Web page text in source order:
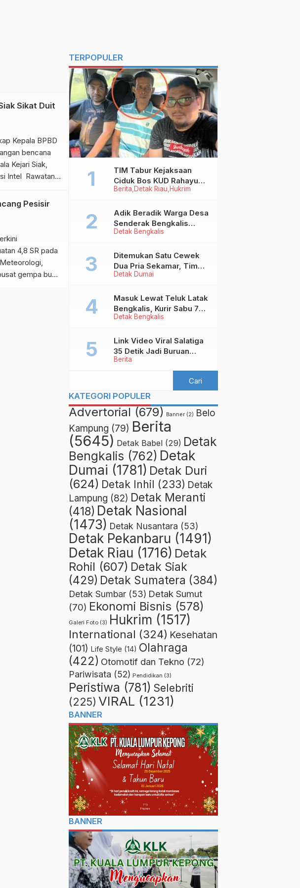
Sikat Duit
Kepala BPBD
bencana
Kejari Siak,
Intel Rawatan
bergulir sejak
setelah
tim penyidik
Pesisir
4,8 SR pada
gempa bumi
TERPOPULER
Berita Detak Riau Hukrim
TIM Tabur Kejaksaan
Ciduk Bos KUD Rahayu
Makmur Inhu di Kalbar,
Rp2,8 M
Detak Bengkalis
Adik Beradik Warga Desa
Senderak Bengkalis
‘Ditendang’ ke Malaysia,
Detak Dumai
Ditemukan Satu Cewek
Dua Pria Sekamar, Tim
Yustisi Dumai Garuk
Mesum
Detak Bengkalis
Masuk Lewat Teluk Latak
Bengkalis, Kurir Sabu 7
Kilo Diringkus di
Berita
Link Video Viral Salatiga
35 Detik Jadi Buruan
Netizen
KATEGORI POPULER
Advertorial (679) Banner (2) Belo
Kampung (79) Berita
(5645) Detak Babel (29) Detak
Bengkalis (762) Detak
Dumai (1781) Detak Duri
(624) Detak Inhil (233) Detak
Lampung (82) Detak Meranti
(418) Detak Nasional
(1473) Detak Nusantara (53)
Detak Pekanbaru (1491)
Detak Riau (1716) Detak
Rohil (607) Detak Siak
(429) Detak Sumatera (384)
Detak Sumbar (53) Detak Sumut
(70) Ekonomi Bisnis (578)
Galeri Foto (3) Hukrim (1517)
International (324) Kesehatan
(101) Life Style (14) Olahraga
(422) Otomotif dan Tekno (72)
Pariwisata (52) Pendidikan (3)
Peristiwa (781) Selebriti
(225) VIRAL (1231)
BANNER
BANNER